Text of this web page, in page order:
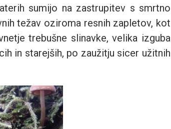
sumijo na zastrupitev s smrtno
težav oziroma resnih zapletov, kot
trebušne slinavke, velika izguba
in starejših, po zaužitju sicer užitnih